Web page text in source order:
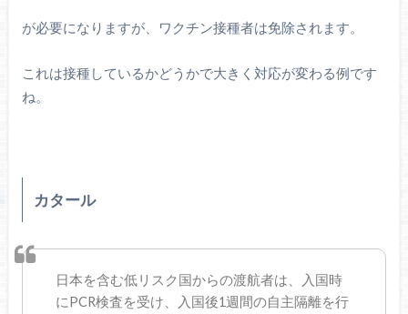
が必要になりますが、ワクチン接種者は免除されます。
これは接種しているかどうかで大きく対応が変わる例です
ね。
カタール
日本を含む低リスク国からの渡航者は、入国時
にPCR検査を受け、入国後1週間の自主隔離を行